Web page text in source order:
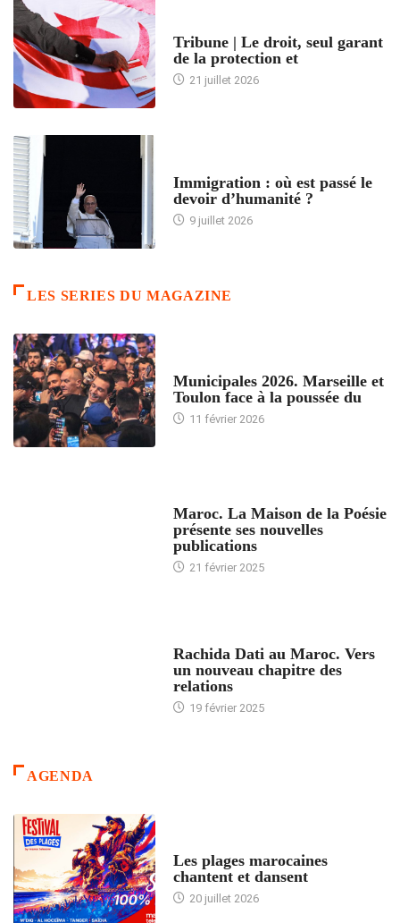
Tribune | Le droit, seul garant
de la protection et
21 juillet 2026
Immigration : où est passé le
devoir d’humanité ?
9 juillet 2026
LES SERIES DU MAGAZINE
Municipales 2026. Marseille et
Toulon face à la poussée du
11 février 2026
Maroc. La Maison de la Poésie
présente ses nouvelles
publications
21 février 2025
Rachida Dati au Maroc. Vers
un nouveau chapitre des
relations
19 février 2025
AGENDA
Les plages marocaines
chantent et dansent
20 juillet 2026